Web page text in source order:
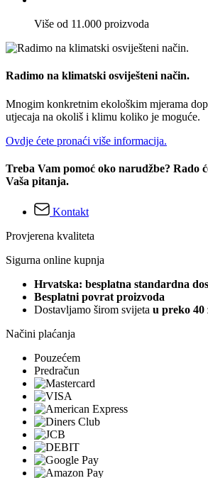
Više od 11.000 proizvoda
Radimo na klimatski osviješteni način.
Mnogim konkretnim ekološkim mjerama
utjecaja na okoliš i klimu koliko je moguće.
Ovdje ćete pronaći više informacija.
Treba Vam pomoć oko narudžbe? Rado
Vaša pitanja.
Kontakt
Provjerena kvaliteta
Sigurna online kupnja
Hrvatska: besplatna standardna
Besplatni povrat proizvoda
Dostavljamo širom svijeta u preko 40
Načini plaćanja
Pouzećem
Predračun